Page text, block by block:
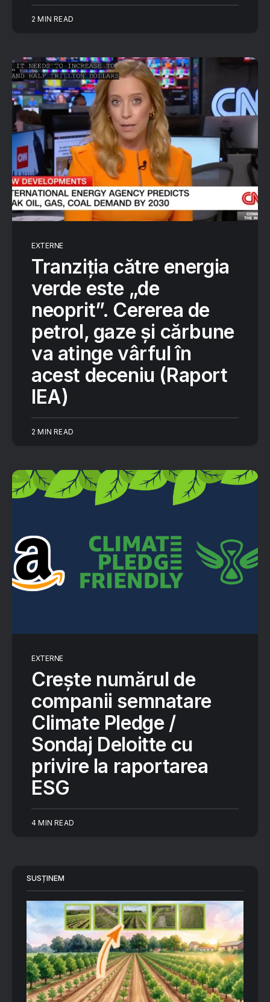
2 MIN READ
EXTERNE
Tranziția către energia
verde este „de
neoprit”. Cererea de
petrol, gaze și cărbune
va atinge vârful în
acest deceniu (Raport
IEA)
2 MIN READ
EXTERNE
Crește numărul de
companii semnatare
Climate Pledge /
Sondaj Deloitte cu
privire la raportarea
ESG
4 MIN READ
SUSȚINEM